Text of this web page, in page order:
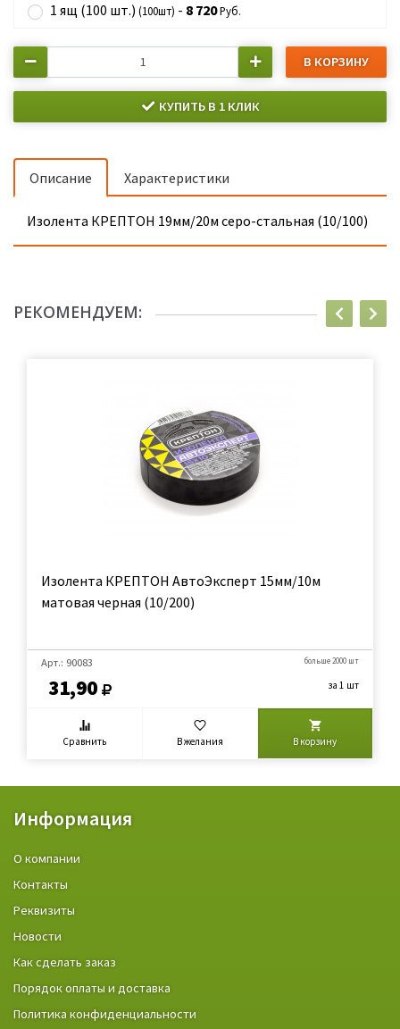
1 ящ (100 шт.) (100шт) - 8 720Руб.
В КОРЗИНУ
КУПИТЬ В 1 КЛИК
Описание Характеристики
Изолента КРЕПТОН 19мм/20м серо-стальная (10/100)
РЕКОМЕНДУЕМ:
Изолента КРЕПТОН АвтоЭксперт 15мм/10м
матовая черная (10/200)
Арт.: 90083
31,90
больше 2000 шт
за 1 шт
Сравнить В желания В корзину
Информация
О компании
Контакты
Реквизиты
Новости
Как сделать заказ
Порядок оплаты и доставка
Политика конфиденциальности